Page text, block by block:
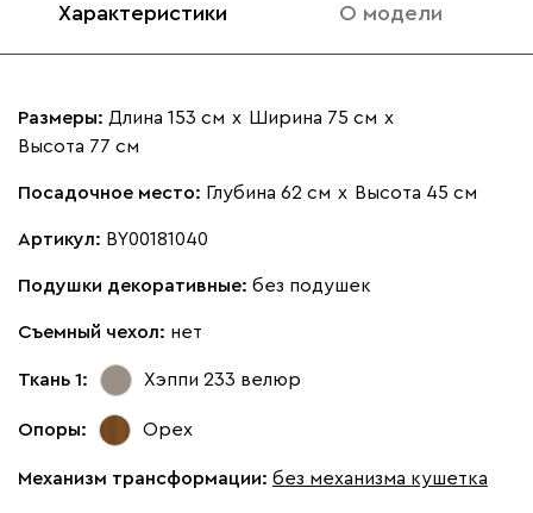
Характеристики О модели
Размеры: Длина 153 см х Ширина 75 см х
Высота 77 см
Посадочное место: Глубина 62 см х Высота 45 см
Артикул: BY00181040
Подушки декоративные: без подушек
Съемный чехол: нет
Ткань 1: Хэппи 233 велюр
Опоры: Орех
Механизм трансформации: без механизма кушетка